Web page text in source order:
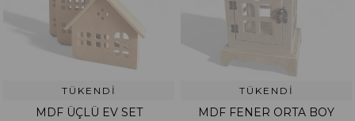
TÜKENDI
MDF ÜÇLÜ EV SET
TÜKENDI
MDF FENER ORTA BOY